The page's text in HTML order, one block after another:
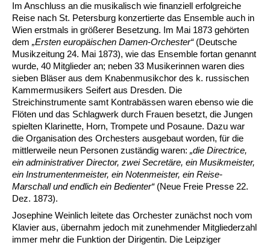
Im Anschluss an die musikalisch wie finanziell erfolgreiche
Reise nach St. Petersburg konzertierte das Ensemble auch in
Wien erstmals in größerer Besetzung. Im Mai 1873 gehörten
dem „Ersten europäischen Damen-Orchester“(Deutsche
Musikzeitung 24. Mai 1873), wie das Ensemble fortan genannt
wurde, 40 Mitglieder an; neben 33 Musikerinnen waren dies
sieben Bläser aus dem Knabenmusikchor des k. russischen
Kammermusikers Seifert aus Dresden. Die
Streichinstrumente samt Kontrabässen waren ebenso wie die
Flöten und das Schlagwerk durch Frauen besetzt, die Jungen
spielten Klarinette, Horn, Trompete und Posaune. Dazu war
die Organisation des Orchesters ausgebaut worden, für die
mittlerweile neun Personen zuständig waren: „die Directrice,
ein administrativer Director, zwei Secretäre, ein Musikmeister,
ein Instrumentenmeister, ein Notenmeister, ein Reise-
Marschall und endlich ein Bedienter“(Neue Freie Presse 22.
Dez. 1873).
Josephine Weinlich leitete das Orchester zunächst noch vom
Klavier aus, übernahm jedoch mit zunehmender Mitgliederzahl
immer mehr die Funktion der Dirigentin. Die Leipziger